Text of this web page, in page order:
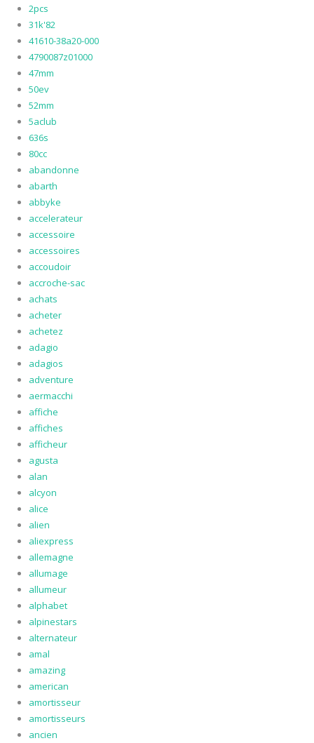
2pcs
31k'82
41610-38a20-000
4790087z01000
47mm
50ev
52mm
5aclub
636s
80cc
abandonne
abarth
abbyke
accelerateur
accessoire
accessoires
accoudoir
accroche-sac
achats
acheter
achetez
adagio
adagios
adventure
aermacchi
affiche
affiches
afficheur
agusta
alan
alcyon
alice
alien
aliexpress
allemagne
allumage
allumeur
alphabet
alpinestars
alternateur
amal
amazing
american
amortisseur
amortisseurs
ancien